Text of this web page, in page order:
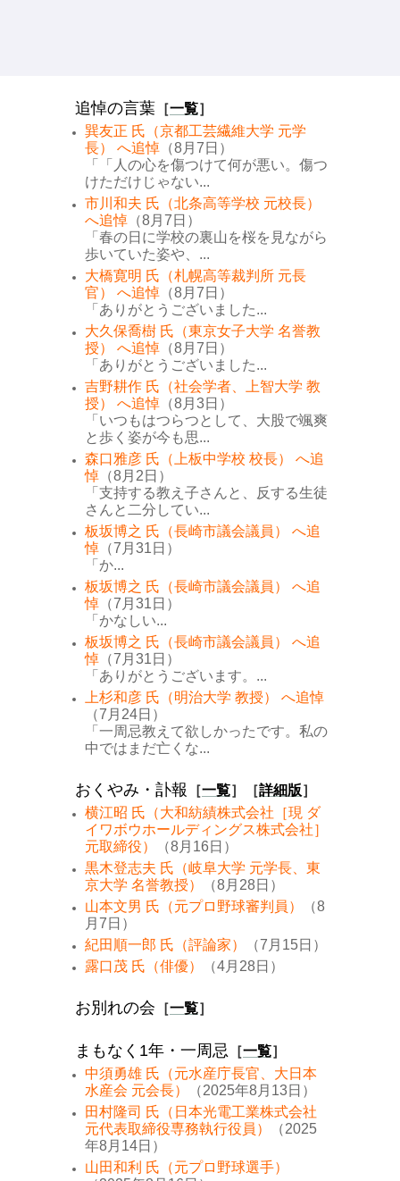
追悼の言葉 ［一覧］
巽友正 氏（京都工芸繊維大学 元学
長） へ追悼 （8月7日）
「「人の心を傷つけて何が悪い。傷つ
けただけじゃない...
市川和夫 氏（北条高等学校 元校長）
へ追悼 （8月7日）
「春の日に学校の裏山を桜を見ながら
歩いていた姿や、...
大橋寛明 氏（札幌高等裁判所 元長
官） へ追悼 （8月7日）
「ありがとうございました...
大久保喬樹 氏（東京女子大学 名誉教
授） へ追悼 （8月7日）
「ありがとうございました...
吉野耕作 氏（社会学者、上智大学 教
授） へ追悼 （8月3日）
「いつもはつらつとして、大股で颯爽
と歩く姿が今も思...
森口雅彦 氏（上板中学校 校長） へ追
悼 （8月2日）
「支持する教え子さんと、反する生徒
さんと二分してい...
板坂博之 氏（長崎市議会議員） へ追
悼 （7月31日）
「か...
板坂博之 氏（長崎市議会議員） へ追
悼 （7月31日）
「かなしい...
板坂博之 氏（長崎市議会議員） へ追
悼 （7月31日）
「ありがとうございます。...
上杉和彦 氏（明治大学 教授） へ追悼
（7月24日）
「一周忌教えて欲しかったです。私の
中ではまだ亡くな...
おくやみ・訃報 ［一覧］［詳細版］
横江昭 氏（大和紡績株式会社［現 ダ
イワボウホールディングス株式会社］
元取締役）
（8月16日）
黒木登志夫 氏（岐阜大学 元学長、東
京大学 名誉教授）
（8月28日）
山本文男 氏（元プロ野球審判員）
（8
月7日）
紀田順一郎 氏（評論家）
（7月15日）
露口茂 氏（俳優）
（4月28日）
お別れの会 ［一覧］
まもなく1年・一周忌 ［一覧］
中須勇雄 氏（元水産庁長官、大日本
水産会 元会長）
（2025年8月13日）
田村隆司 氏（日本光電工業株式会社
元代表取締役専務執行役員）
（2025
年8月14日）
山田和利 氏（元プロ野球選手）